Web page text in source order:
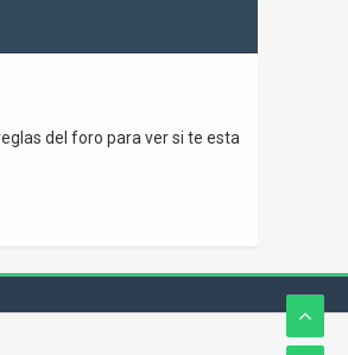
del foro para ver si te esta